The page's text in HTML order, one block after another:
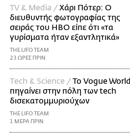
TV & Media /Χάρι Πότερ: Ο
διευθυντής φωτογραφίας της
σειράς του HBO είπε ότι «τα
γυρίσματα ήταν εξαντλητικά»
THE LIFO TEAM
23 ΩΡΕΣ ΠΡΙΝ
Τech & Science /Το Vogue World
πηγαίνει στην πόλη των tech
δισεκατομμυριούχων
THE LIFO TEAM
1 ΜΕΡΑ ΠΡΙΝ